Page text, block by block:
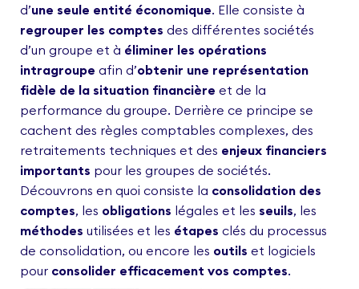
d’une seule entité économique. Elle consiste à
regrouper les comptes des différentes sociétés
d’un groupe et à éliminer les opérations
intragroupe afin d’obtenir une représentation
fidèle de la situation financière et de la
performance du groupe. Derrière ce principe se
cachent des règles comptables complexes, des
retraitements techniques et des enjeux financiers
importants pour les groupes de sociétés.
Découvrons en quoi consiste la consolidation des
comptes, les obligations légales et les seuils, les
méthodes utilisées et les étapes clés du processus
de consolidation, ou encore les outils et logiciels
pour consolider efficacement vos comptes.